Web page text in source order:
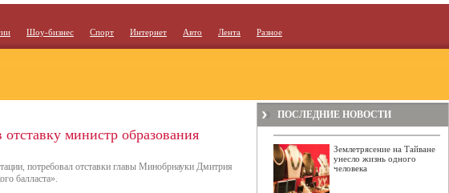
Шоу-бизнес Спорт Интернет Авто Лента Разное
министр образования
потребовал отставки главы Минобрнауки Дмитрия
балласта».
ПОСЛЕДНИЕ НОВОСТИ
Землетрясение на Тайване
унесло жизнь одного
человека